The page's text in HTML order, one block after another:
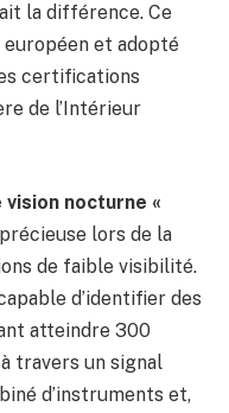
la différence. Ce
et adopté
certifications
de l’Intérieur
nocturne «
lors de la
de faible visibilité.
d’identifier des
atteindre 300
travers un signal
d’instruments et,